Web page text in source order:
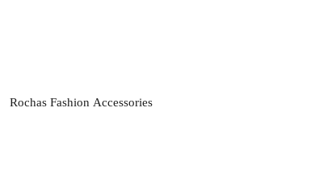
Rochas Fashion Accessories